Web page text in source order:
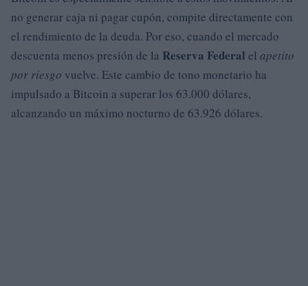
no generar caja ni pagar cupón, compite directamente con
el rendimiento de la deuda. Por eso, cuando el mercado
descuenta menos presión de la Reserva Federal el apetito
por riesgo vuelve. Este cambio de tono monetario ha
impulsado a Bitcoin a superar los 63.000 dólares,
alcanzando un máximo nocturno de 63.926 dólares.